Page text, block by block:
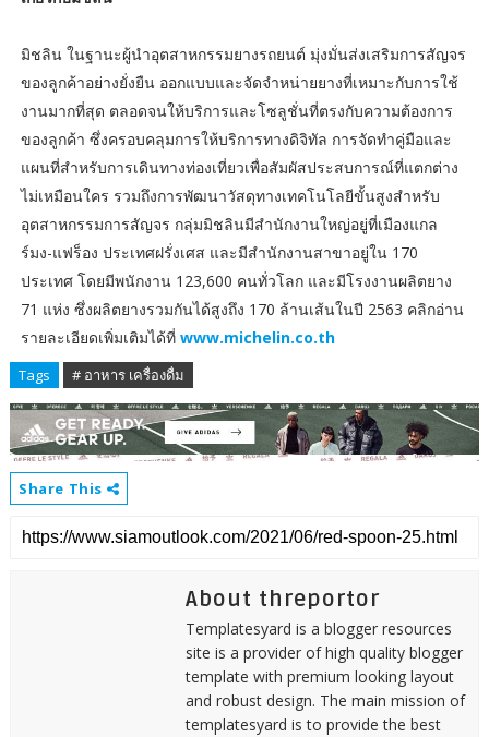
มิชลิน ในฐานะผู้นำอุตสาหกรรมยางรถยนต์ มุ่งมั่นส่งเสริมการสัญจร
ของลูกค้าอย่างยั่งยืน ออกแบบและจัดจำหน่ายยางที่เหมาะกับการใช้
งานมากที่สุด ตลอดจนให้บริการและโซลูชั่นที่ตรงกับความต้องการ
ของลูกค้า ซึ่งครอบคลุมการให้บริการทางดิจิทัล การจัดทำคู่มือและ
แผนที่สำหรับการเดินทางท่องเที่ยวเพื่อสัมผัสประสบการณ์ที่แตกต่าง
ไม่เหมือนใคร รวมถึงการพัฒนาวัสดุทางเทคโนโลยีขั้นสูงสำหรับ
อุตสาหกรรมการสัญจร กลุ่มมิชลินมีสำนักงานใหญ่อยู่ที่เมืองแกล
ร์มง-แฟร็อง ประเทศฝรั่งเศส และมีสำนักงานสาขาอยู่ใน 170
ประเทศ โดยมีพนักงาน 123,600 คนทั่วโลก และมีโรงงานผลิตยาง
71 แห่ง ซึ่งผลิตยางรวมกันได้สูงถึง 170 ล้านเส้นในปี 2563 คลิกอ่าน
รายละเอียดเพิ่มเติมได้ที่ www.michelin.co.th
Tags # อาหาร เครื่องดื่ม
Share This
About threportor
Templatesyard is a blogger resources
site is a provider of high quality blogger
template with premium looking layout
and robust design. The main mission of
templatesyard is to provide the best